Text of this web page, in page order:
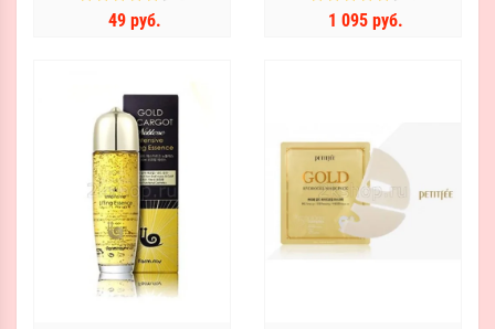
49 руб. 1 095 руб.